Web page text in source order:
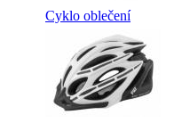
Cyklo oblečení